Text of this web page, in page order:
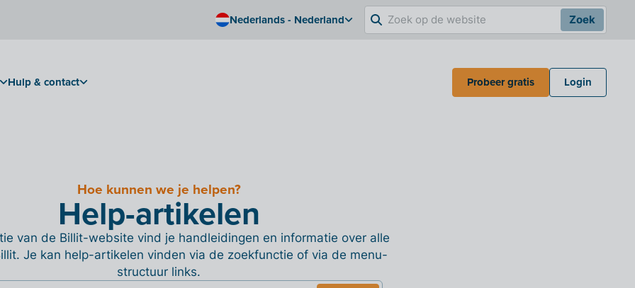
Nederlands - Nederland Zoek
Hulp & contact Probeer gratis Login
Hoe kunnen we je helpen?
Help-artikelen
van de Billit-website vind je handleidingen en informatie over alle
Je kan help-artikelen vinden via de zoekfunctie of via de menu-
structuur links.